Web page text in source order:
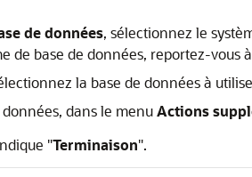
de données, sélectionnez le
de base de données, reportez-vous à
la base de données à
dans le menuActions
"Terminaison".